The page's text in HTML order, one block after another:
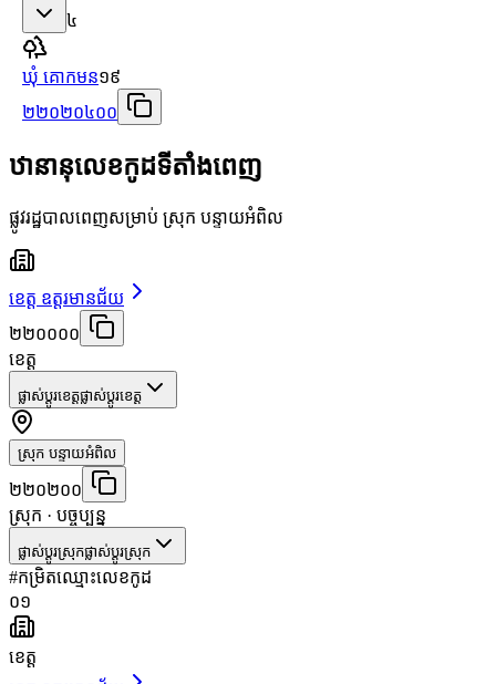
៤
ឃុំ គោកមន១៩
២២០២០៤០០
ឋានានុលេខកូដទីតាំងពេញ
ផ្លូវរដ្ឋបាលពេញសម្រាប់ ស្រុក បន្ទាយអំពិល
ខេត្ត ឧត្តរមានជ័យ
២២០០០០
ខេត្ត
ផ្លាស់ប្តូរខេត្តផ្លាស់ប្តូរខេត្ត
ស្រុក បន្ទាយអំពិល
២២០២០០
ស្រុក · បច្ចុប្បន្ន
ផ្លាស់ប្តូរស្រុកផ្លាស់ប្តូរស្រុក
#កម្រិតឈ្មោះលេខកូដ
០១
ខេត្ត